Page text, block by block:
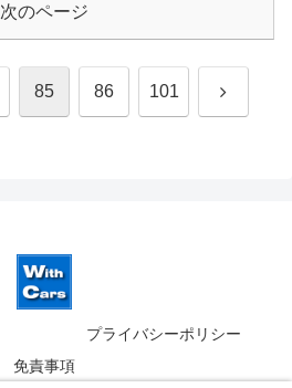
次のページ
85 86 101 次
プライバシーポリシー
免責事項